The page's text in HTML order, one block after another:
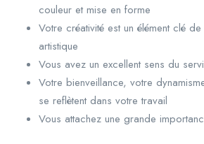
couleur et mise en forme
Votre créativité est un élément clé
artistique
Vous avez un excellent sens du
Votre bienveillance, votre
se reflètent dans votre travail
Vous attachez une grande